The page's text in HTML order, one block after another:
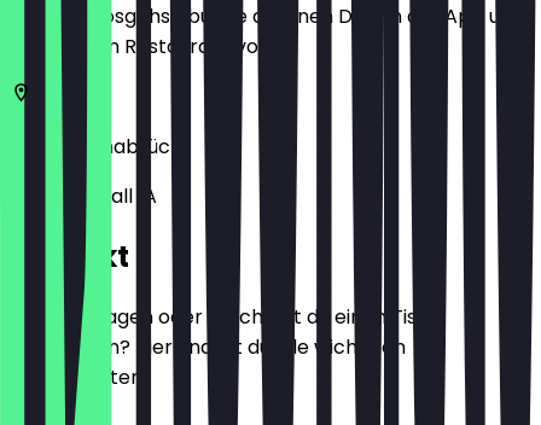
Bevor du losgehst, buche dir einen Deal in der App und
zeige ihn im Restaurant vor.
49074
Osnabrück
Kollegienwall 1A
Kontakt
Hast du Fragen oder möchtest du einen Tisch
reservieren? Hier findest du alle wichtigen
Kontaktdaten.